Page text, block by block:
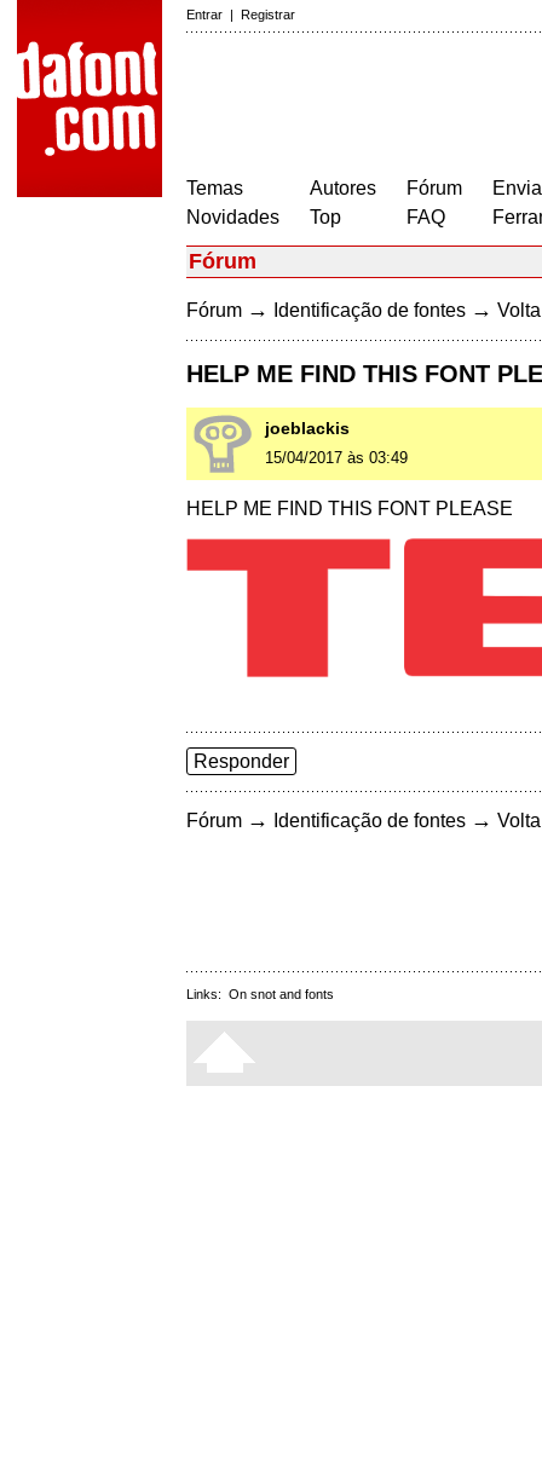
Entrar | Registrar
Temas
Novidades
Autores
Top
Fórum
FAQ
Fórum
Fórum → Identificação de fontes →
HELP ME FIND THIS FONT
joeblackis
15/04/2017 às 03:49
HELP ME FIND THIS FONT PLEASE
Responder
Fórum → Identificação de fontes →
Links: On snot and fonts